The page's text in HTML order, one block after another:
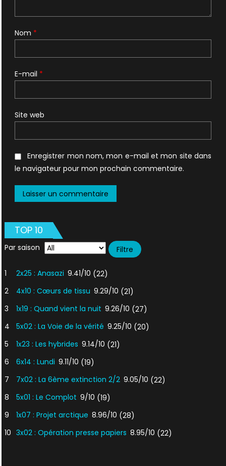
Nom *
E-mail *
Site web
Enregistrer mon nom, mon e-mail et mon site dans
le navigateur pour mon prochain commentaire.
TOP 10
Par saison
1 2x25 : Anasazi 9.41/10 (22)
2
4x10 : Cœurs de tissu 9.29/10 (21)
3
1x19 : Quand vient la nuit 9.26/10 (27)
4
5x02 : La Voie de la vérité 9.25/10 (20)
5
1x23 : Les hybrides 9.14/10 (21)
6
6x14 : Lundi 9.11/10 (19)
7
7x02 : La 6ème extinction 2/2 9.05/10 (22)
8
5x01 : Le Complot 9/10 (19)
9
1x07 : Projet arctique 8.96/10 (28)
10 3x02 : Opération presse papiers 8.95/10 (22)